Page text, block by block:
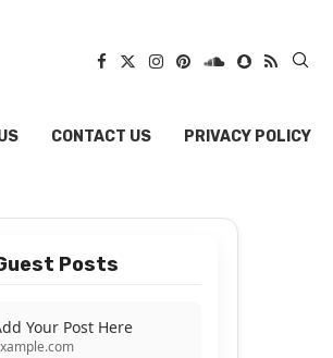
CONTACT US PRIVACY POLICY
Posts
Your Post Here